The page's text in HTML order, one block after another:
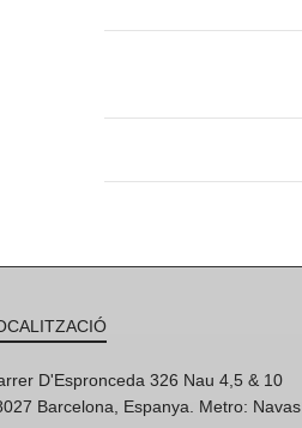
D'Espronceda 326 Nau 4,5 & 10
Barcelona, Espanya. Metro: Navas